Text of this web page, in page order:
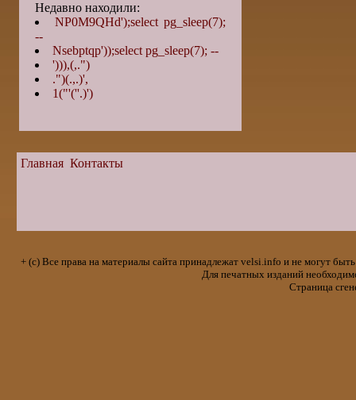
Недавно находили:
NP0M9QHd');select pg_sleep(7);
--
Nsebptqp'));select pg_sleep(7); --
'))),(,.")
.")(.,.)',
1("'(''.)')
Главная Контакты
+ (с) Все права на материалы сайта принадлежат velsi.info и не могут
Для печатных изданий
Страница